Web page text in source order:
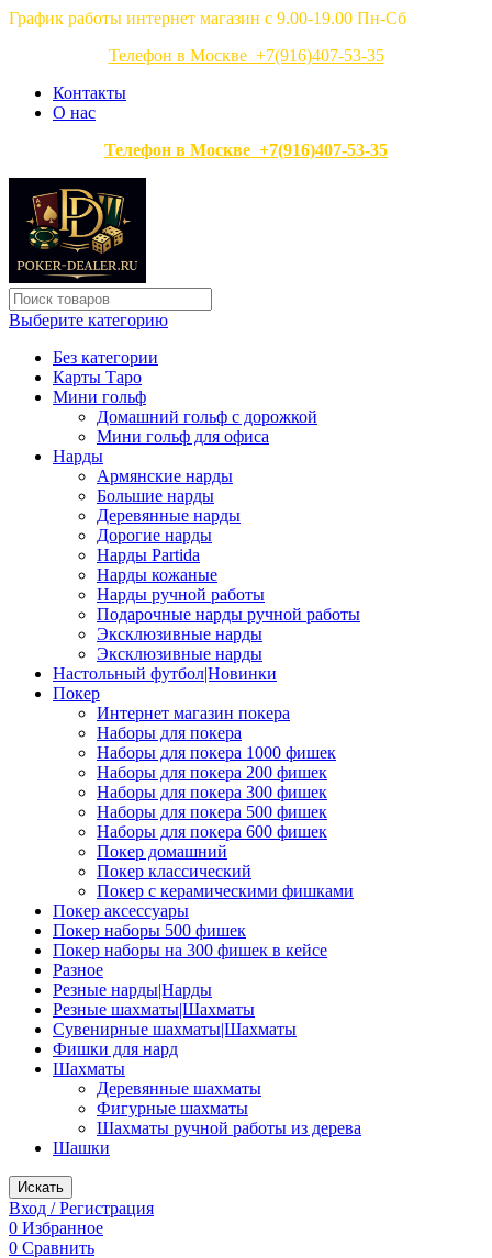
График работы интернет магазин с 9.00-19.00 Пн-Сб
Телефон в Москве +7(916)407-53-35
Контакты
О нас
Телефон в Москве +7(916)407-53-35
Выберите категорию
Без категории
Карты Таро
Мини гольф
Домашний гольф с дорожкой
Мини гольф для офиса
Нарды
Армянские нарды
Большие нарды
Деревянные нарды
Дорогие нарды
Нарды Partida
Нарды кожаные
Нарды ручной работы
Подарочные нарды ручной работы
Эксклюзивные нарды
Эксклюзивные нарды
Настольный футбол|Новинки
Покер
Интернет магазин покера
Наборы для покера
Наборы для покера 1000 фишек
Наборы для покера 200 фишек
Наборы для покера 300 фишек
Наборы для покера 500 фишек
Наборы для покера 600 фишек
Покер домашний
Покер классический
Покер с керамическими фишками
Покер аксессуары
Покер наборы 500 фишек
Покер наборы на 300 фишек в кейсе
Разное
Резные нарды|Нарды
Резные шахматы|Шахматы
Сувенирные шахматы|Шахматы
Фишки для нард
Шахматы
Деревянные шахматы
Фигурные шахматы
Шахматы ручной работы из дерева
Шашки
Искать
Вход / Регистрация
0 Избранное
0 Сравнить